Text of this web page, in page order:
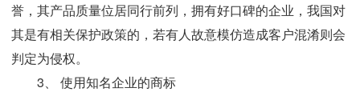
誉，其产品质量位居同行前列，拥有好口碑的企业，我国对
其是有相关保护政策的，若有人故意模仿造成客户混淆则会
判定为侵权。
3、 使用知名企业的商标